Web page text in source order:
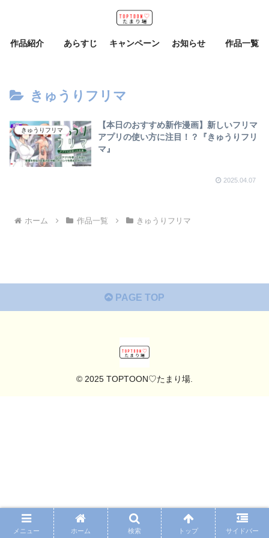
作品紹介 あらすじ キャンペーン お知らせ 作品一覧
きゅうりフリマ
きゅうりフリマ
【本日のおすすめ新作漫画】新しいフリマ
アプリの使い方に注目！？『きゅうりフリ
マ』
2025.04.07
ホーム 作品一覧 きゅうりフリマ
PAGE TOP
© 2025 TOPTOON♡たまり場.
メニュー ホーム 検索 トップ サイドバー